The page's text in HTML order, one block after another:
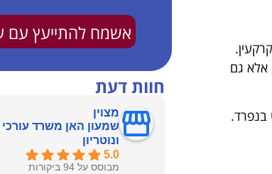
אלא גם
בנפרד.
אשמח להתייעץ עם
חוות דעת
מצוין
שמעון האן משרד עורכי
ונוטריון
5.0
מבוסס על 94 ביקורות